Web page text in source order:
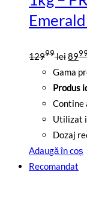
12999 lei Prețul
a
fost:
lei.
8999
Gama
Produs
Contine
Utilizat
Dozaj
Adaugă în coș
Recomandat